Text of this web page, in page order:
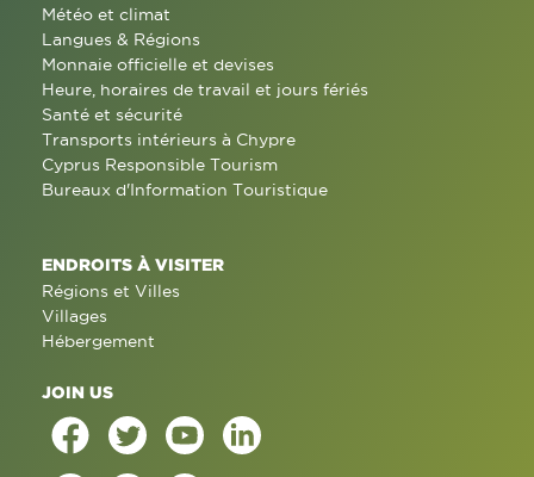
Météo et climat
Langues & Régions
Monnaie officielle et devises
Heure, horaires de travail et jours fériés
Santé et sécurité
Transports intérieurs à Chypre
Cyprus Responsible Tourism
Bureaux d'Information Touristique
ENDROITS À VISITER
Régions et Villes
Villages
Hébergement
JOIN US